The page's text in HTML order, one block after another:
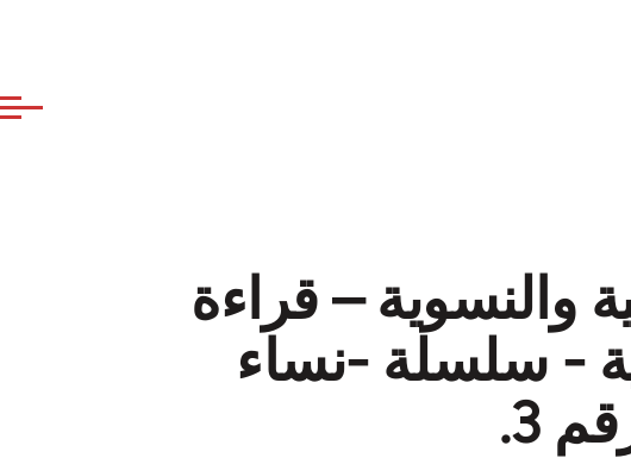
والنسوية – قراءة
- سلسلة -نساء
3.